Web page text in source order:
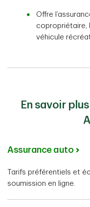
Offre
copropriétaire,
véhicule
En savoir
Assurance auto
Tarifs préférentiels et
soumission en ligne.